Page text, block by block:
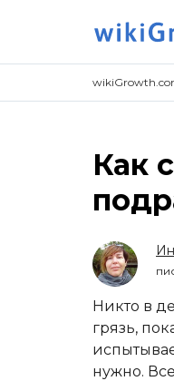
Как
Никто в
грязь,
нужно.